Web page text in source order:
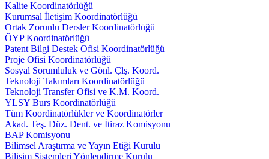
Kalite Koordinatörlüğü
Kurumsal İletişim Koordinatörlüğü
Ortak Zorunlu Dersler Koordinatörlüğü
ÖYP Koordinatörlüğü
Patent Bilgi Destek Ofisi Koordinatörlüğü
Proje Ofisi Koordinatörlüğü
Sosyal Sorumluluk ve Gönl. Çlş. Koord.
Teknoloji Takımları Koordinatörlüğü
Teknoloji Transfer Ofisi ve K.M. Koord.
YLSY Burs Koordinatörlüğü
Tüm Koordinatörlükler ve Koordinatörler
Akad. Teş. Düz. Dent. ve İtiraz Komisyonu
BAP Komisyonu
Bilimsel Araştırma ve Yayın Etiği Kurulu
Bilişim Sistemleri Yönlendirme Kurulu